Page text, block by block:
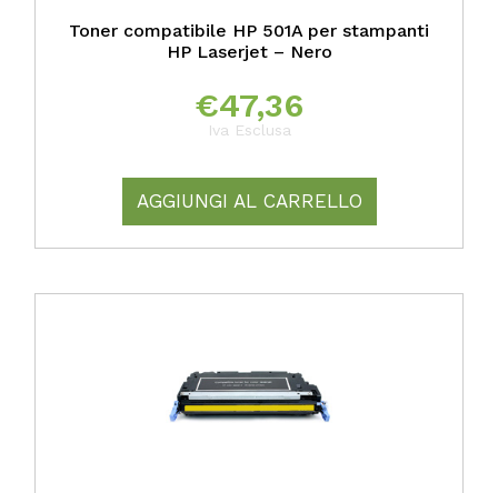
Toner compatibile HP 501A per stampanti
HP Laserjet – Nero
€47,36
Iva Esclusa
AGGIUNGI AL CARRELLO